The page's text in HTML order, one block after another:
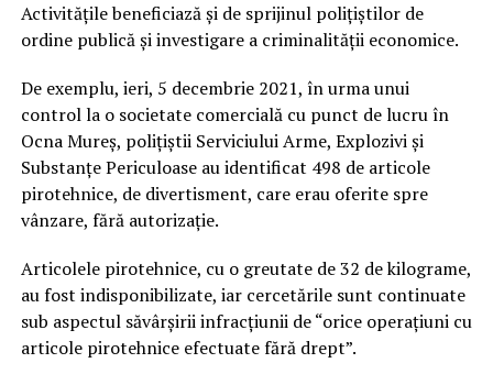
Activitățile beneficiază şi de sprijinul polițiștilor de
ordine publică şi investigare a criminalității economice.
De exemplu, ieri, 5 decembrie 2021, în urma unui
control la o societate comercială cu punct de lucru în
Ocna Mureș, polițiștii Serviciului Arme, Explozivi și
Substanțe Periculoase au identificat 498 de articole
pirotehnice, de divertisment, care erau oferite spre
vânzare, fără autorizație.
Articolele pirotehnice, cu o greutate de 32 de kilograme,
au fost indisponibilizate, iar cercetările sunt continuate
sub aspectul săvârșirii infracțiunii de “orice operațiuni cu
articole pirotehnice efectuate fără drept”.